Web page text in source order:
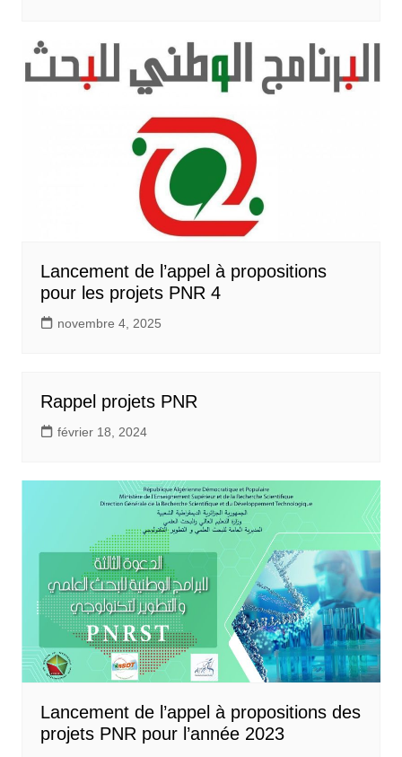
Lancement de l’appel à propositions
pour les projets PNR 4
novembre 4, 2025
Rappel projets PNR
février 18, 2024
Lancement de l’appel à propositions des
projets PNR pour l’année 2023